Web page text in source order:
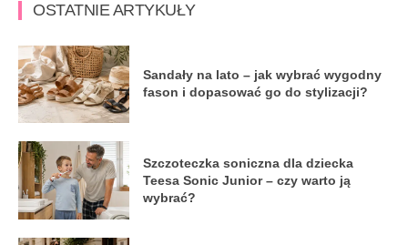
OSTATNIE ARTYKUŁY
Sandały na lato – jak wybrać wygodny
fason i dopasować go do stylizacji?
Szczoteczka soniczna dla dziecka
Teesa Sonic Junior – czy warto ją
wybrać?